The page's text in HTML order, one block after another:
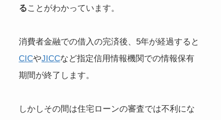
ることがわかっています。
消費者金融での借入の完済後、5年が経過すると
CICやJICCなど指定信用情報機関での情報保有
期間が終了します。
しかしその間は住宅ローンの審査では不利にな